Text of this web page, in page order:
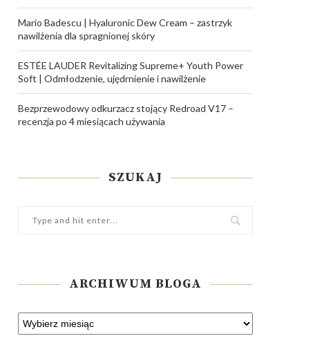
Mario Badescu | Hyaluronic Dew Cream – zastrzyk
nawilżenia dla spragnionej skóry
ESTÉE LAUDER Revitalizing Supreme+ Youth Power
Soft | Odmłodzenie, ujędrnienie i nawilżenie
Bezprzewodowy odkurzacz stojący Redroad V17 –
recenzja po 4 miesiącach używania
SZUKAJ
ARCHIWUM BLOGA